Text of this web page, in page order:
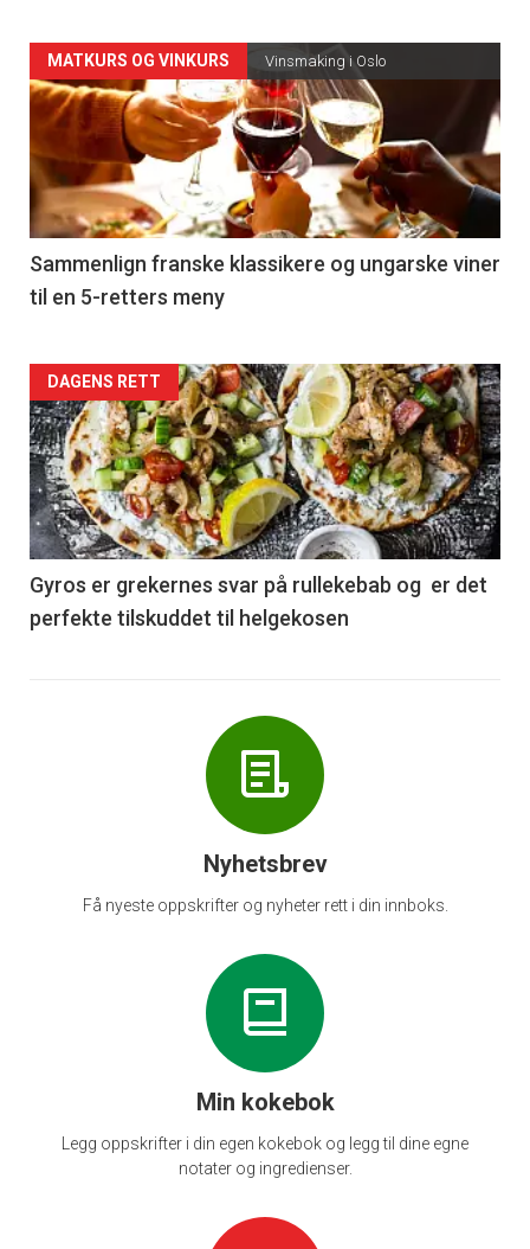
Forsiden
akkurat
nå
-
5
MATKURS OG VINKURS Vinsmaking i Oslo
Sammenlign franske klassikere og ungarske viner
til en 5-retters meny
Forsiden
akkurat
nå
-
6
DAGENS RETT
Gyros er grekernes svar på rullekebab og er det
perfekte tilskuddet til helgekosen
Nyhetsbrev
Få nyeste oppskrifter og nyheter rett i din innboks.
Min kokebok
Legg oppskrifter i din egen kokebok og legg til dine egne
notater og ingredienser.